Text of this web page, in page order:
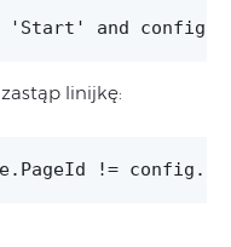
zastąp linijkę: